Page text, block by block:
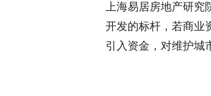
上海易居房地产研究
开发的标杆，若商业
引入资金，对维护城